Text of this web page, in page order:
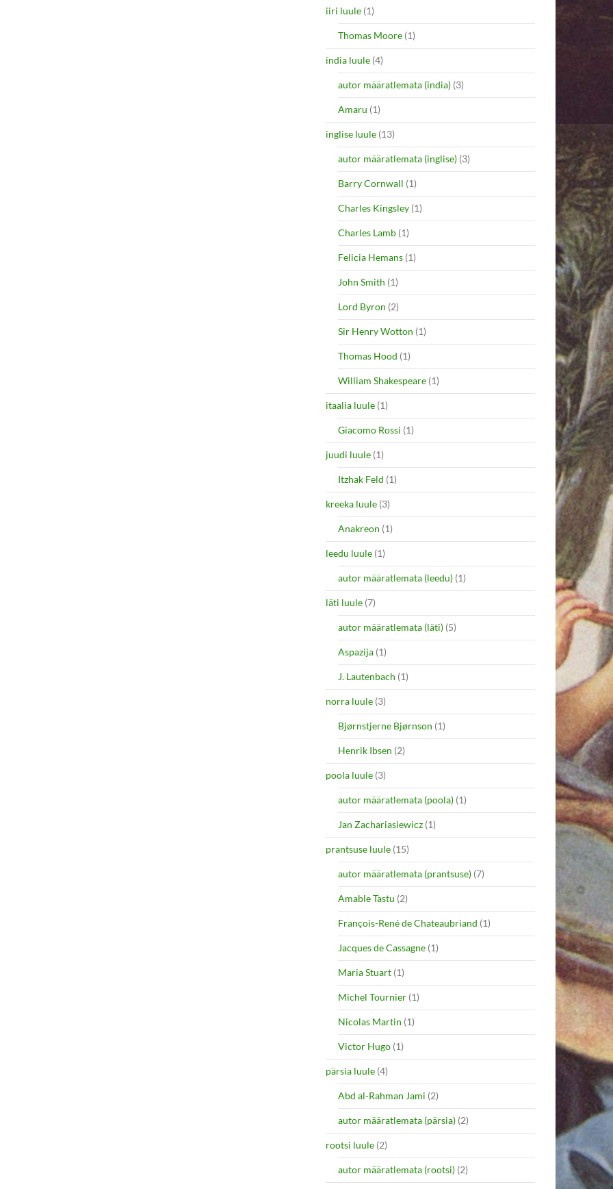
iiri luule (1)
Thomas Moore (1)
india luule (4)
autor määratlemata (india) (3)
Amaru (1)
inglise luule (13)
autor määratlemata (inglise) (3)
Barry Cornwall (1)
Charles Kingsley (1)
Charles Lamb (1)
Felicia Hemans (1)
John Smith (1)
Lord Byron (2)
Sir Henry Wotton (1)
Thomas Hood (1)
William Shakespeare (1)
itaalia luule (1)
Giacomo Rossi (1)
juudi luule (1)
Itzhak Feld (1)
kreeka luule (3)
Anakreon (1)
leedu luule (1)
autor määratlemata (leedu) (1)
läti luule (7)
autor määratlemata (läti) (5)
Aspazija (1)
J. Lautenbach (1)
norra luule (3)
Bjørnstjerne Bjørnson (1)
Henrik Ibsen (2)
poola luule (3)
autor määratlemata (poola) (1)
Jan Zachariasiewicz (1)
prantsuse luule (15)
autor määratlemata (prantsuse) (7)
Amable Tastu (2)
François-René de Chateaubriand (1)
Jacques de Cassagne (1)
Maria Stuart (1)
Michel Tournier (1)
Nicolas Martin (1)
Victor Hugo (1)
pärsia luule (4)
Abd al-Rahman Jami (2)
autor määratlemata (pärsia) (2)
rootsi luule (2)
autor määratlemata (rootsi) (2)